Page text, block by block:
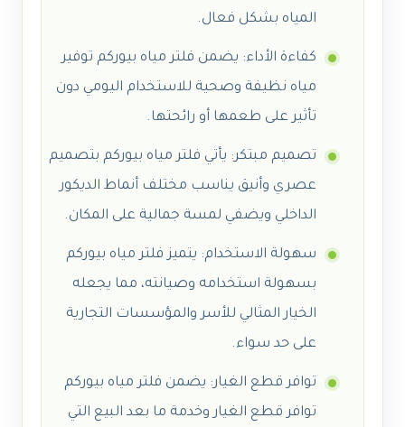
المياه بشكل فعال.
كفاءة الأداء: يضمن فلتر مياه بيوركم توفير
مياه نظيفة وصحية للاستخدام اليومي دون
تأثير على طعمها أو رائحتها.
تصميم مبتكر: يأتي فلتر مياه بيوركم بتصميم
عصري وأنيق يناسب مختلف أنماط الديكور
الداخلي ويضفي لمسة جمالية على المكان.
سهولة الاستخدام: يتميز فلتر مياه بيوركم
بسهولة استخدامه وصيانته، مما يجعله
الخيار المثالي للأسر والمؤسسات التجارية
على حد سواء.
توافر قطع الغيار: يضمن فلتر مياه بيوركم
توافر قطع الغيار وخدمة ما بعد البيع التي